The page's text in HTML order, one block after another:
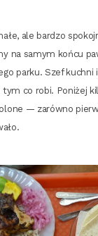
ale bar­dzo
na samym koń­cu
par­ku. Szef kuch­ni
tym co robi. Poni­żej
— zarów­no